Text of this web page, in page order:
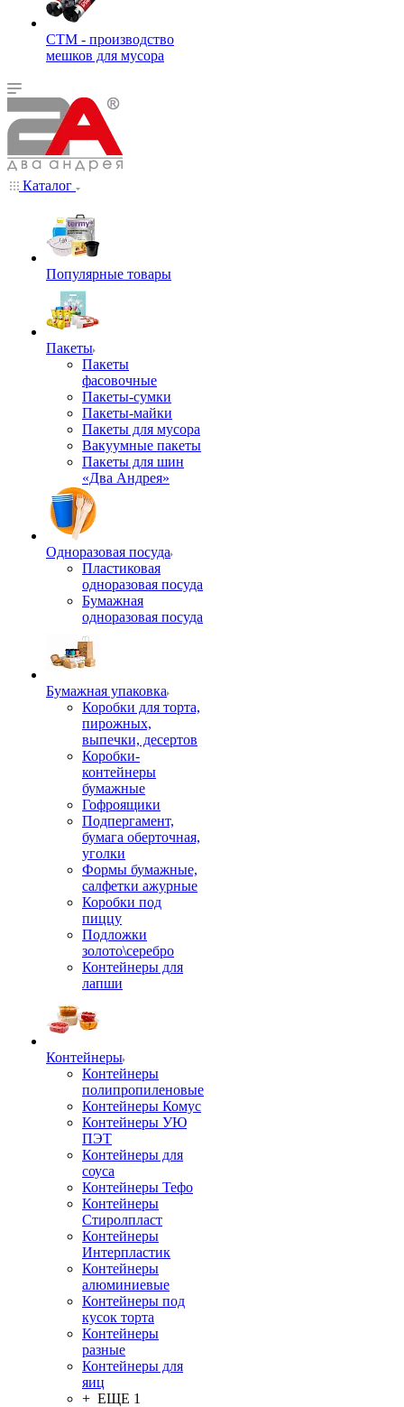
СТМ - производство
мешков для мусора
Каталог
Популярные товары
Пакеты
Пакеты
фасовочные
Пакеты-сумки
Пакеты-майки
Пакеты для мусора
Вакуумные пакеты
Пакеты для шин
«Два Андрея»
Одноразовая посуда
Пластиковая
одноразовая посуда
Бумажная
одноразовая посуда
Бумажная упаковка
Коробки для торта,
пирожных,
выпечки, десертов
Коробки-
контейнеры
бумажные
Гофроящики
Подпергамент,
бумага оберточная,
уголки
Формы бумажные,
салфетки ажурные
Коробки под
пиццу
Подложки
золото\серебро
Контейнеры для
лапши
Контейнеры
Контейнеры
полипропиленовые
Контейнеры Комус
Контейнеры УЮ
ПЭТ
Контейнеры для
соуса
Контейнеры Тефо
Контейнеры
Стиролпласт
Контейнеры
Интерпластик
Контейнеры
алюминиевые
Контейнеры под
кусок торта
Контейнеры
разные
Контейнеры для
яиц
+ ЕЩЕ 1